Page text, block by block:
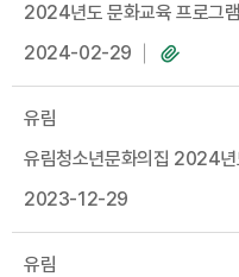
2024-02-29
유림
유림청소년문화의집 2024년
파트강사 채용 최종합격자 공고
2023-12-29
유림